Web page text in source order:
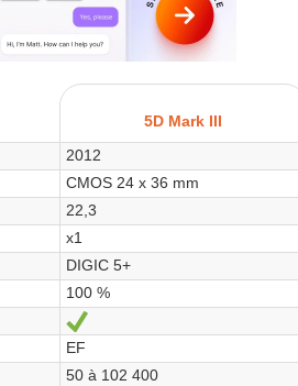
5D Mark III
2012
CMOS 24 x 36 mm
22,3
x1
DIGIC 5+
100 %
EF
50 à 102 400